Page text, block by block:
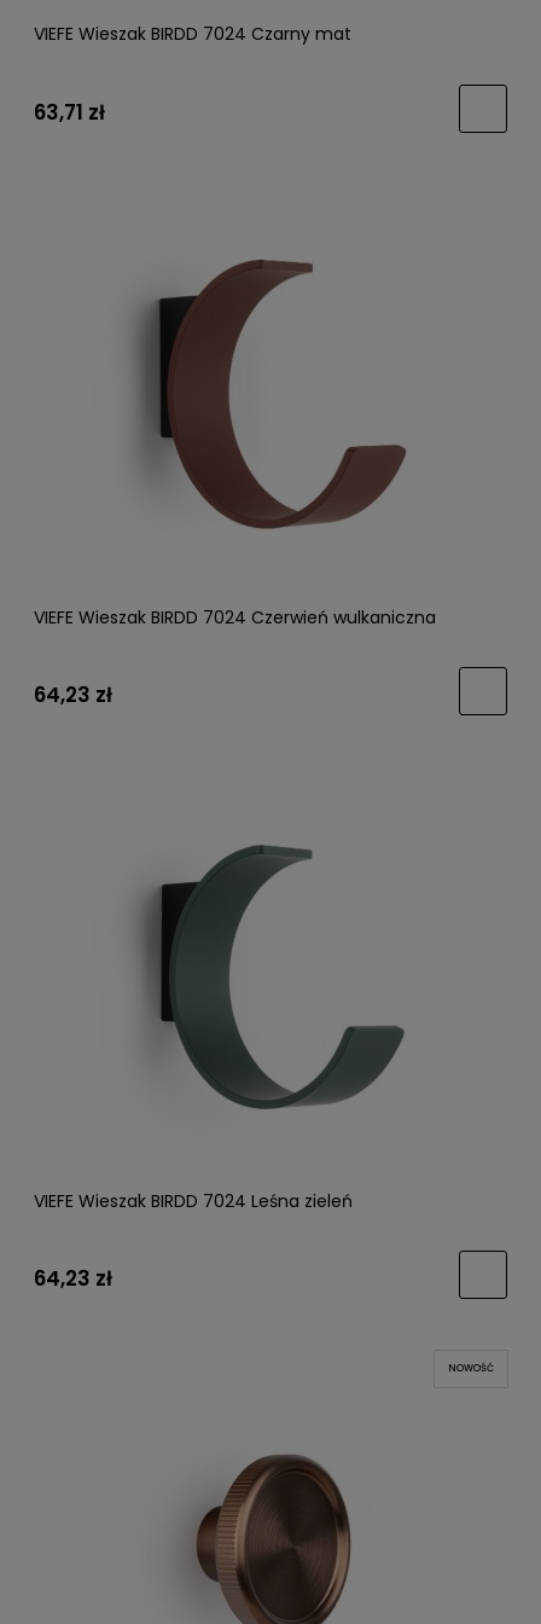
VIEFE Wieszak BIRDD 7024 Czarny mat
63,71 zł
VIEFE Wieszak BIRDD 7024 Czerwień wulkaniczna
64,23 zł
VIEFE Wieszak BIRDD 7024 Leśna zieleń
64,23 zł
NOWOŚĆ